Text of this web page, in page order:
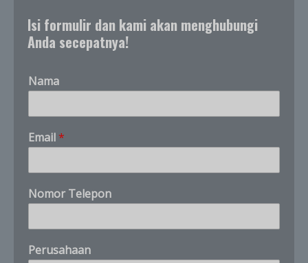
Isi formulir dan kami akan menghubungi
Anda secepatnya!
Nama
s
a
a
b
a
y
k
Email *
Nomor Telepon
Perusahaan